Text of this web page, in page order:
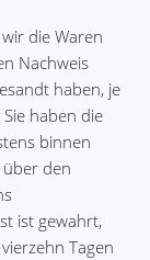
die Waren
Nachweis
haben, je
haben die
binnen
über den
ist gewahrt,
Tagen